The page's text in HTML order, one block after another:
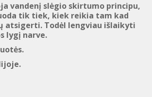
vandenį slėgio skirtumo principu,
tik tiek, kiek reikia tam kad
atsigerti. Todėl lengviau išlaikyti
lygį narve.